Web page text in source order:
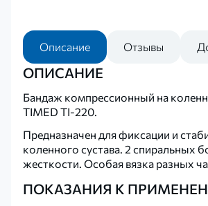
Описание Отзывы
ОПИСАНИЕ
Бандаж компрессионный на
TIMED TI-220.
Предназначен для фиксации и
коленного сустава. 2 спиральных
жесткости. Особая вязка разных
ПОКАЗАНИЯ К